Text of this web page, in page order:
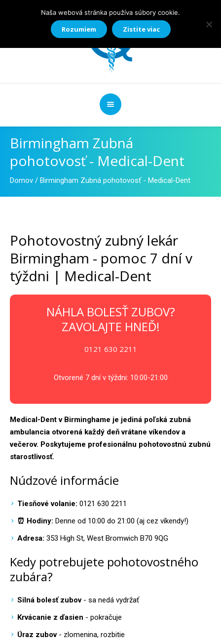
Birmingham Zubná
pohotovosť - Medical-Dent
Domov / Birmingham Zubná pohotovosť - Medical-Dent
Pohotovostný zubný lekár
Birmingham - pomoc 7 dní v
týždni | Medical-Dent
NÁHLA BOLESŤ ZUBOV?
ZAVOLAJTE HNEĎ!
0121 630 2211
Otvorené 7 dní v týždni: 10:00-21:00
Medical-Dent v Birminghame je jediná poľská zubná
ambulancia otvorená každý deň vrátane víkendov a
večerov. Poskytujeme profesionálnu pohotovostnú zubnú
starostlivosť.
Núdzové informácie
Tiesňové volanie: 0121 630 2211
⏰ Hodiny: Denne od 10:00 do 21:00 (aj cez víkendy!)
Adresa: 353 High St, West Bromwich B70 9QG
Kedy potrebujete pohotovostného
zubára?
Silná bolesť zubov- sa nedá vydržať
Krvácanie z ďasien - pokračuje
Úraz zubov- zlomenina, rozbitie
Naša webová stránka používa súbory cookie.
Rozumiem Zistite viac